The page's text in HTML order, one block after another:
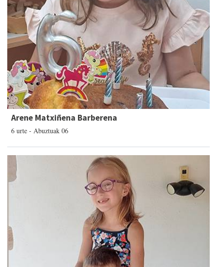
Arene Matxiñena Barberena
6 urte - Abuztuak 06